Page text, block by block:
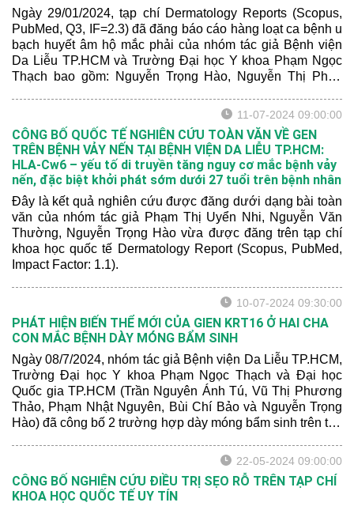
Ngày 29/01/2024, tạp chí Dermatology Reports (Scopus,
PubMed, Q3, IF=2.3) đã đăng báo cáo hàng loạt ca bệnh u
bạch huyết âm hộ mắc phải của nhóm tác giả Bệnh viện
Da Liễu TP.HCM và Trường Đại học Y khoa Phạm Ngọc
Thạch bao gồm: Nguyễn Trọng Hào, Nguyễn Thị Phan
Nguyên Ánh Tú, Lưu Nguyễn Anh Thư và Hoàng Nguyễn
Ngọc Anh.
11-07-2024 09:00:00
CÔNG BỐ QUỐC TẾ NGHIÊN CỨU TOÀN VĂN VỀ GEN
TRÊN BỆNH VẢY NẾN TẠI BỆNH VIỆN DA LIỄU TP.HCM:
HLA-Cw6 – yếu tố di truyền tăng nguy cơ mắc bệnh vảy
nến, đặc biệt khởi phát sớm dưới 27 tuổi trên bệnh nhân
Đây là kết quả nghiên cứu được đăng dưới dạng bài toàn
văn của nhóm tác giả Phạm Thị Uyển Nhi, Nguyễn Văn
Thường, Nguyễn Trọng Hào vừa được đăng trên tạp chí
khoa học quốc tế Dermatology Report (Scopus, PubMed,
Impact Factor: 1.1).
10-07-2024 09:30:00
PHÁT HIỆN BIẾN THỂ MỚI CỦA GIEN KRT16 Ở HAI CHA
CON MẮC BỆNH DÀY MÓNG BẨM SINH
Ngày 08/7/2024, nhóm tác giả Bệnh viện Da Liễu TP.HCM,
Trường Đại học Y khoa Phạm Ngọc Thạch và Đại học
Quốc gia TP.HCM (Trần Nguyên Ánh Tú, Vũ Thị Phương
Thảo, Phạm Nhật Nguyên, Bùi Chí Bảo và Nguyễn Trọng
Hào) đã công bố 2 trường hợp dày móng bẩm sinh trên tạp
nổi tiếng thuộc Nhà xuất bản Wiley (Scopus, ISI, PubMed,
Q2, IF = 1.2).
22-05-2024 09:00:00
CÔNG BỐ NGHIÊN CỨU ĐIỀU TRỊ SẸO RỖ TRÊN TẠP CHÍ
KHOA HỌC QUỐC TẾ UY TÍN